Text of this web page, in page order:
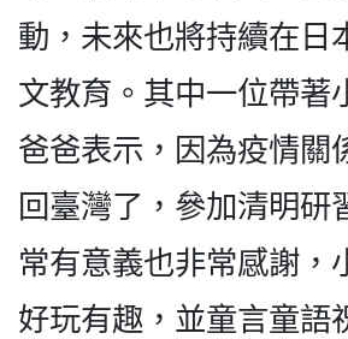
動，未來也將持續在日
文教育。其中一位帶著
爸爸表示，因為疫情關
回臺灣了，參加清明研
常有意義也非常感謝，
好玩有趣，並童言童語